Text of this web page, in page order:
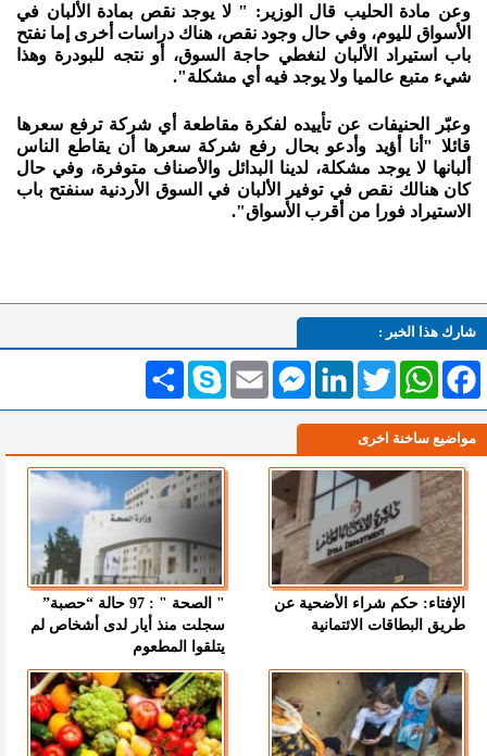
وعن مادة الحليب قال الوزير: " لا يوجد نقص بمادة الألبان في
الأسواق لليوم، وفي حال وجود نقص، هناك دراسات أخرى إما نفتح
باب استيراد الألبان لنغطي حاجة السوق، أو نتجه للبودرة وهذا
شيء متبع عالميا ولا يوجد فيه أي مشكلة".
وعبّر الحنيفات عن تأييده لفكرة مقاطعة أي شركة ترفع سعرها
قائلا "أنا أؤيد وأدعو بحال رفع شركة سعرها أن يقاطع الناس
ألبانها لا يوجد مشكلة، لدينا البدائل والأصناف متوفرة، وفي حال
كان هنالك نقص في توفير الألبان في السوق الأردنية سنفتح باب
الاستيراد فورا من أقرب الأسواق".
شارك هذا الخبر :
انشر Skype Email
MessengerLinkedInTwitterWhatsAppFacebook
مواضيع ساخنة اخرى
الإفتاء: حكم شراء الأضحية عن
طريق البطاقات الائتمانية
" الصحة " : 97 حالة “حصبة”
سجلت منذ أيار لدى أشخاص لم
يتلقوا المطعوم